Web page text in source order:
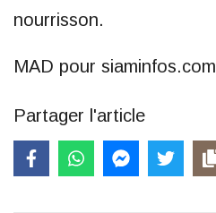
nourrisson.
MAD pour siaminfos.com
Partager l'article